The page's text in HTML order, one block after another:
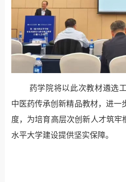
药学院将以此次教材遴选
中医药传承创新精品教材，进一
度，为培育高层次创新人才筑牢
水平大学建设提供坚实保障。